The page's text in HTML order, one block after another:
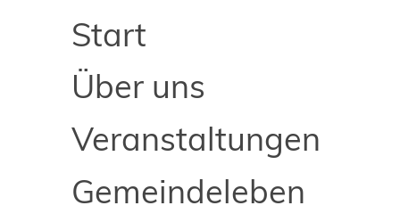
Start
Über uns
Veranstaltungen
Gemeindeleben